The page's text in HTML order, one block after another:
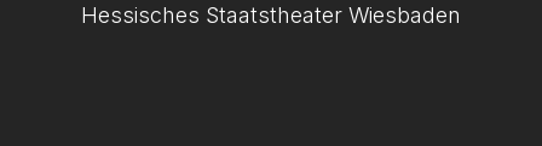
Hessisches Staatstheater Wiesbaden